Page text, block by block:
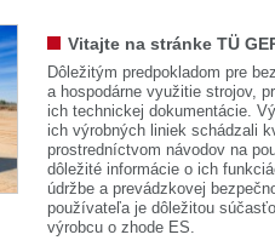
Vitajte na stránke TÜ
Dôležitým predpokladom pre
a hospodárne využitie strojov,
ich technickej dokumentácie.
ich výrobných liniek schádzali
prostredníctvom návodov na
dôležité informácie o ich
údržbe a prevádzkovej
používateľa je dôležitou
výrobcu o zhode ES.